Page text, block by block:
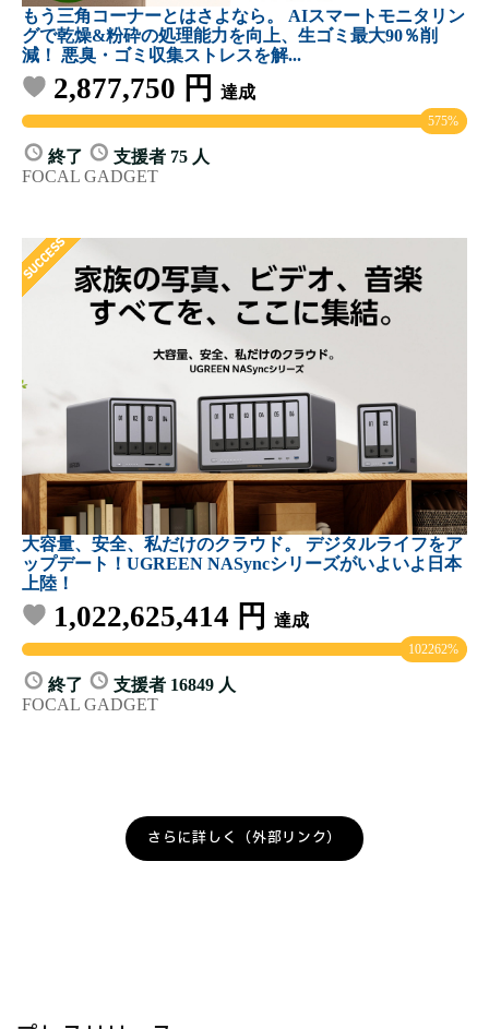
さらに詳しく（外部リンク）